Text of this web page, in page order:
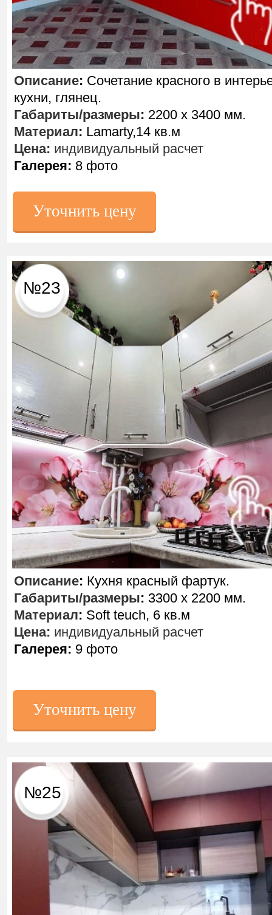
Описание: Сочетание красного в
кухни, глянец.
Габариты/размеры: 2200 х 3400 мм.
Материал: Lamarty,14 кв.м
Цена: индивидуальный расчет
Галерея: 8 фото
Уточнить цену
Уточнить цену
Описание: Кухня красный фартук.
Габариты/размеры: 3300 х 2200 мм.
Материал: Soft teuch, 6 кв.м
Цена: индивидуальный расчет
Галерея: 9 фото
№25
№23